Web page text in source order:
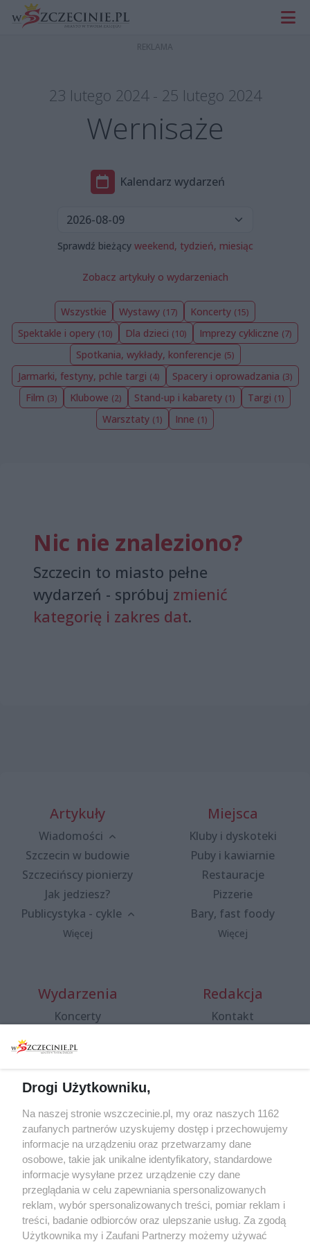
23 lutego 2024 - 25 lutego 2024
Wernisaże
Kalendarz wydarzeń
Sprawdź bieżący weekend, tydzień, miesiąc
Zobacz artykuły o wydarzeniach
Wszystkie Wystawy (17) Koncerty (15)
Spektakle i opery (10) Dla dzieci (10) Imprezy cykliczne (7)
Spotkania, wykłady, konferencje (5)
Jarmarki, festyny, pchle targi (4) Spacery i oprowadzania (3)
Film (3) Klubowe (2) Stand-up i kabarety (1) Targi (1)
Warsztaty (1) Inne (1)
Nic nie znaleziono?
Szczecin to miasto pełne
wydarzeń - spróbuj zmienić
kategorię i zakres dat.
Artykuły
Wiadomości
Szczecin w budowie
Szczecińscy pionierzy
Jak jedziesz?
Publicystyka - cykle
Więcej
Miejsca
Kluby i dyskoteki
Puby i kawiarnie
Restauracje
Pizzerie
Bary, fast foody
Więcej
Wydarzenia
Koncerty
Spacery i oprowadzania
targi
Wernisaże
Więcej
Redakcja
Kontakt
Specjalny koncert z okazji
20. urodzin portalu
wSzczecinie.pl
Regulamin konkursów
śniadaniówka "Hej
Szczecin! Jest piątek!"
Drogi Użytkowniku,
Na naszej stronie wszczecinie.pl, my oraz naszych 1162
zaufanych partnerów uzyskujemy dostęp i przechowujemy
informacje na urządzeniu oraz przetwarzamy dane
osobowe, takie jak unikalne identyfikatory, standardowe
informacje wysyłane przez urządzenie czy dane
przeglądania w celu zapewniania spersonalizowanych
reklam, wybór spersonalizowanych treści, pomiar reklam i
treści, badanie odbiorców oraz ulepszanie usług. Za zgodą
Użytkownika my i Zaufani Partnerzy możemy używać